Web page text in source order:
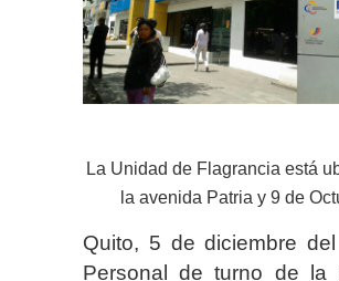
La Unidad de Flagrancia está
la avenida Patria y 9 de
Quito, 5 de diciembre
Personal de turno de la